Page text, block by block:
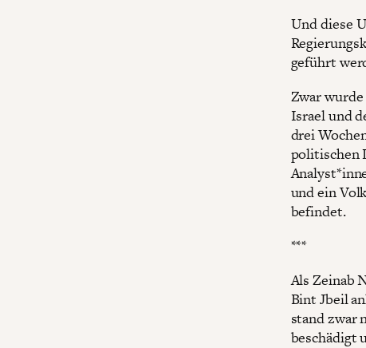
Und diese
geführt
Zwar
Israel und
drei
politischen
und ein
befindet.
***
Als Zeinab
Bint Jbeil
stand zwar
beschädigt